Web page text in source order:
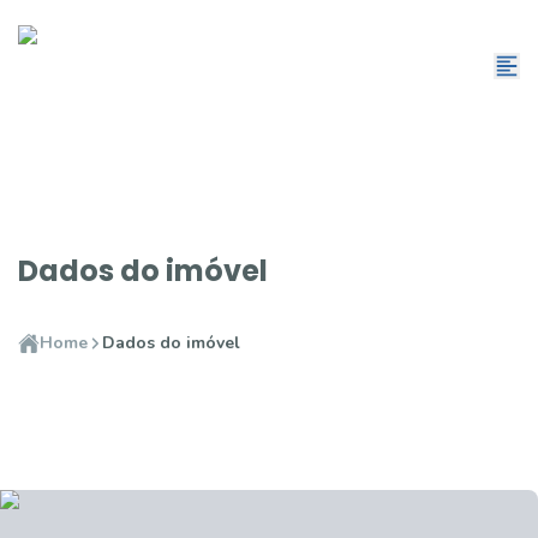
Dados do imóvel
Home Dados do imóvel